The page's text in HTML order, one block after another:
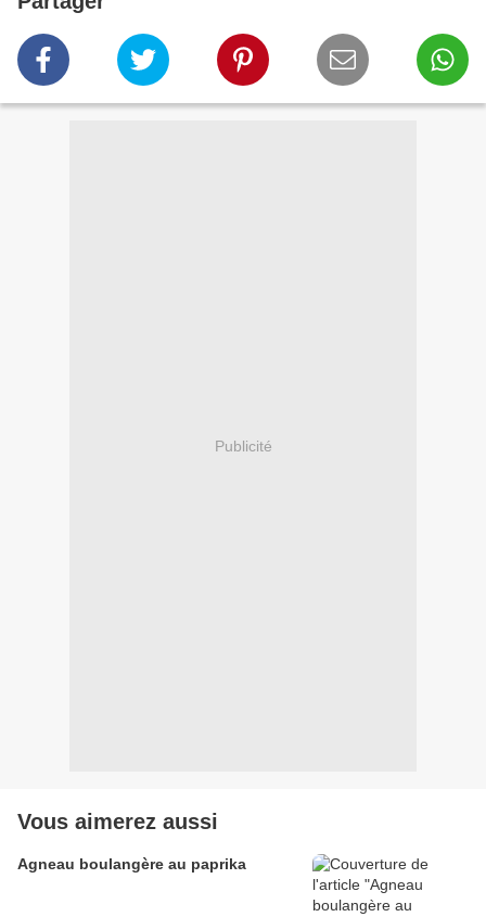
Publicité
Vous aimerez aussi
Agneau boulangère au paprika